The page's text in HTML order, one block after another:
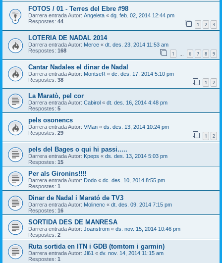
FOTOS / 01 - Terres del Ebre #98
Darrera entrada Autor: Angeleta « dg. feb. 02, 2014 12:44 pm
Respostes: 44 1 2 3
LOTERIA DE NADAL 2014
Darrera entrada Autor: Merce « dt. des. 23, 2014 11:53 am
Respostes: 168 1 … 6 7 8 9
Cantar Nadales el dinar de Nadal
Darrera entrada Autor: MontseR « dc. des. 17, 2014 5:10 pm
Respostes: 38 1 2
La Maratò, pel cor
Darrera entrada Autor: Cabirol « dt. des. 16, 2014 4:48 pm
Respostes: 5
pels osonencs
Darrera entrada Autor: VMan « ds. des. 13, 2014 10:24 pm
Respostes: 29 1 2
pels del Bages o qui hi passi.....
Darrera entrada Autor: Kpeps « ds. des. 13, 2014 5:03 pm
Respostes: 15
Per als Gironins!!!!
Darrera entrada Autor: Dodo « dc. des. 10, 2014 8:55 pm
Respostes: 1
Dinar de Nadal i Marató de TV3
Darrera entrada Autor: Molinenc « dt. des. 09, 2014 7:15 pm
Respostes: 16
SORTIDA DES DE MANRESA
Darrera entrada Autor: Joanstrom « ds. nov. 15, 2014 10:46 pm
Respostes: 2
Ruta sortida en ITN i GDB (tomtom i garmin)
Darrera entrada Autor: Jl61 « dv. nov. 14, 2014 11:15 am
Respostes: 1